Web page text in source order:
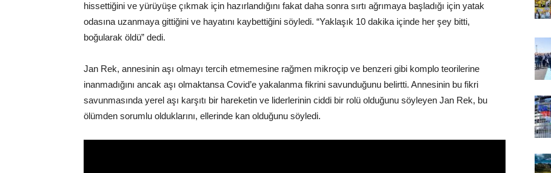
hissettiğini ve yürüyüşe çıkmak için hazırlandığını fakat daha sonra sırtı ağrımaya başladığı için yatak
odasına uzanmaya gittiğini ve hayatını kaybettiğini söyledi. “Yaklaşık 10 dakika içinde her şey bitti,
boğularak öldü” dedi.
Jan Rek, annesinin aşı olmayı tercih etmemesine rağmen mikroçip ve benzeri gibi komplo teorilerine
inanmadığını ancak aşı olmaktansa Covid’e yakalanma fikrini savunduğunu belirtti. Annesinin bu fikri
savunmasında yerel aşı karşıtı bir hareketin ve liderlerinin ciddi bir rolü olduğunu söyleyen Jan Rek, bu
ölümden sorumlu olduklarını, ellerinde kan olduğunu söyledi.